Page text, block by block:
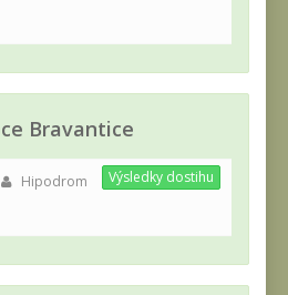
Bravantice
Výsledky dostihu
Hipodrom